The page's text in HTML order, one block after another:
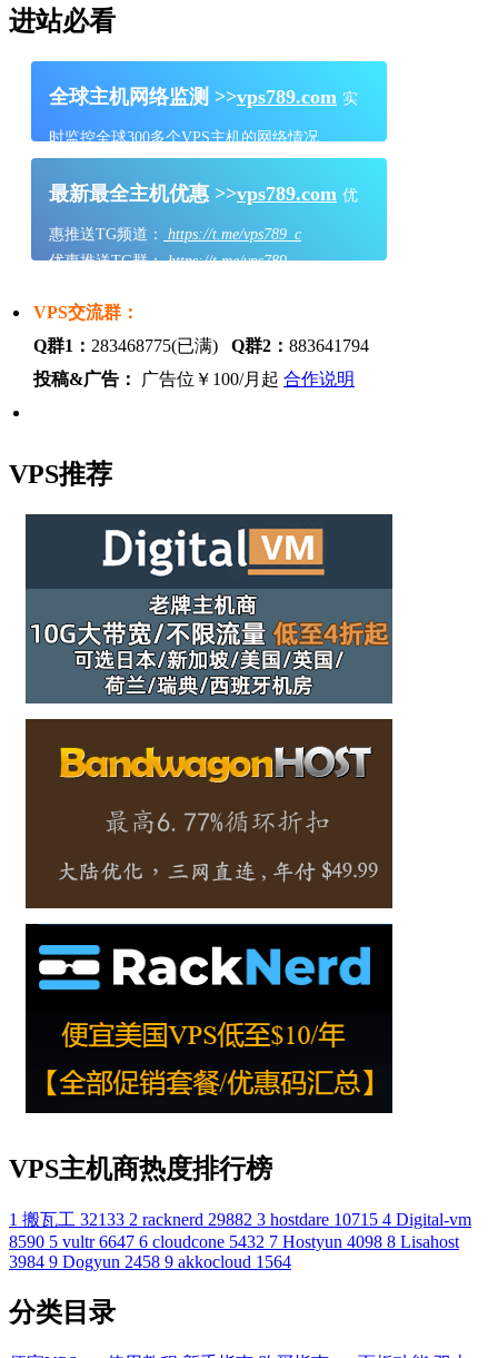
进站必看
全球主机网络监测 >>vps789.com 实
时监控全球300多个VPS主机的网络情况
最新最全主机优惠 >>vps789.com 优
惠推送TG频道：
https://t.me/vps789_c
优惠推送TG群：https://t.me/vps789
VPS交流群：
Q群1： 283468775(已满) Q群2： 883641794
投稿&广告：
广告位￥100/月起 合作说明
VPS推荐
VPS主机商热度排行榜
1 搬瓦工 32133 2 racknerd 29882 3 hostdare 10715 4 Digital-vm
8590 5 vultr 6647 6 cloudcone 5432 7 Hostyun 4098 8 Lisahost
3984 9 Dogyun 2458 9 akkocloud 1564
分类目录